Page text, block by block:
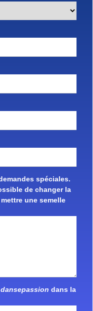
spéciales.
de changer la
une semelle
dansepassion dans la